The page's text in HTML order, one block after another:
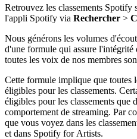
Retrouvez les classements Spotify
l'appli Spotify via Rechercher >
Nous générons les volumes
d'une formule qui assure l'intégrité
toutes les voix de nos membres
Cette formule implique que toutes
éligibles pour les classements.
éligibles pour les classements que
comportement de streaming. Par
que vous voyez dans les
et dans Spotify for Artists.